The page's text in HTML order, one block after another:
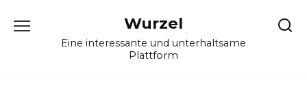
Wurzel
Eine interessante und unterhaltsame
Plattform